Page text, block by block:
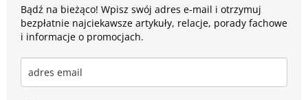
Bądź na bieżąco! Wpisz swój adres e-mail i otrzymuj
bezpłatnie najciekawsze artykuły, relacje, porady fachowe
i informacje o promocjach.